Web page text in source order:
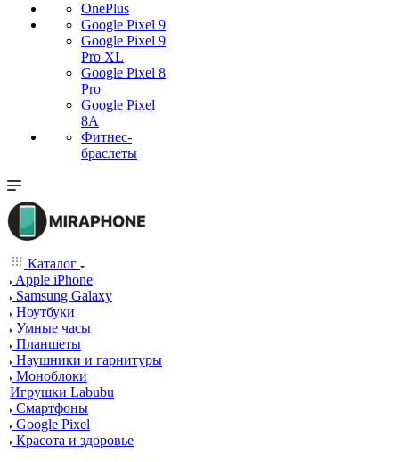
OnePlus
Google Pixel 9
Google Pixel 9
Pro XL
Google Pixel 8
Pro
Google Pixel
8A
Фитнес-
браслеты
Каталог
Apple iPhone
Samsung Galaxy
Ноутбуки
Умные часы
Планшеты
Наушники и гарнитуры
Моноблоки
Игрушки Labubu
Смартфоны
Google Pixel
Красота и здоровье